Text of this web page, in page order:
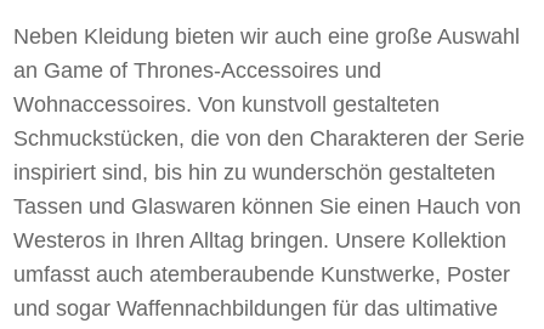
Neben Kleidung bieten wir auch eine große Auswahl
an Game of Thrones-Accessoires und
Wohnaccessoires. Von kunstvoll gestalteten
Schmuckstücken, die von den Charakteren der Serie
inspiriert sind, bis hin zu wunderschön gestalteten
Tassen und Glaswaren können Sie einen Hauch von
Westeros in Ihren Alltag bringen. Unsere Kollektion
umfasst auch atemberaubende Kunstwerke, Poster
und sogar Waffennachbildungen für das ultimative